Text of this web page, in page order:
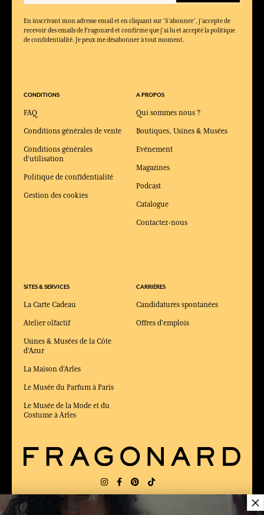
En inscrivant mon adresse email et en cliquant sur ‘S’abonner’, j'accepte de
recevoir des emails de Fragonard et confirme que j'ai lu et accepté la politique
de confidentialité. Je peux me désabonner à tout moment.
CONDITIONS
FAQ
Conditions générales de vente
Conditions générales
d'utilisation
Politique de confidentialité
Gestion des cookies
SITES & SERVICES
La Carte Cadeau
Atelier olfactif
Usines & Musées de la Côte
d'Azur
La Maison d'Arles
Le Musée du Parfum à Paris
Le Musée de la Mode et du
Costume à Arles
A PROPOS
Qui sommes nous ?
Boutiques, Usines & Musées
Evénement
Magazines
Podcast
Catalogue
Contactez-nous
CARRIÈRES
Candidatures spontanées
Offres d'emplois
×